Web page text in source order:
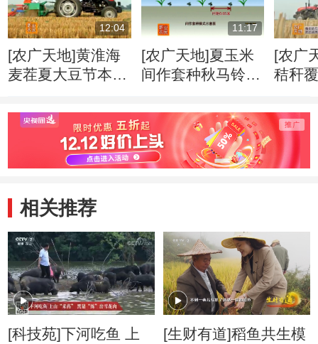
12:04
[农广天地]黄淮海
麦茬夏大豆节本栽
11:17
[农广天地]夏玉米
间作套种秋马铃薯
20180606
[农广
秸秆
相关推荐
[科技苑]下河吃鱼 上
[生财有道]稻鱼共生模